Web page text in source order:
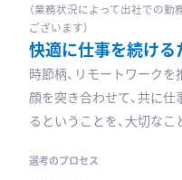
（業務状況によって出社での勤
ございます）
快適に仕事を続ける
時節柄、リモートワーク
顔を突き合わせて、 共に仕
るということを、大切なこ
選考のプロセス